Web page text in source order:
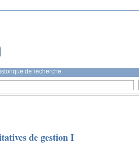
de recherche
de gestion I